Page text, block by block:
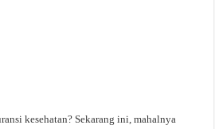
kesehatan? Sekarang ini, mahalnya